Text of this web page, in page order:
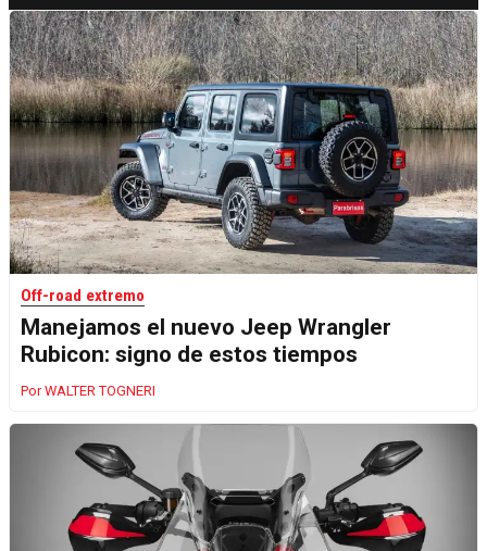
Off-road extremo
Manejamos el nuevo Jeep Wrangler
Rubicon: signo de estos tiempos
WALTER TOGNERI